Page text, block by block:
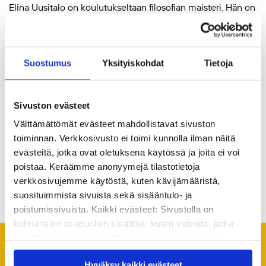
Suostumus Yksityiskohdat Tietoja
Sivuston evästeet
Välttämättömät evästeet mahdollistavat sivuston
toiminnan. Verkkosivusto ei toimi kunnolla ilman näitä
evästeitä, jotka ovat oletuksena käytössä ja joita ei voi
poistaa. Keräämme anonyymejä tilastotietoja
verkkosivujemme käytöstä, kuten kävijämääristä,
suosituimmista sivuista sekä sisääntulo- ja
poistumissivuista. Kaikki evästeet: Sivustolla on
kolmansien osapuolien sisältöjä, kuten videoita, jotka
saattaa estää näiden sisältöjen näkymisen.
Elina Uusitalo on koulutukseltaan filosofian maisteri. Hän on
aiemmin työskennellyt opintojensa ohessa mm. viestinnän
ja koulutuksen parissa. Hän on asunut perheensä kanssa
Shanghaista-blogia.
säätiönja Suomi-Seuran
myöntämällä valtionavustuksella 2019-2021.
Jaa artikkeli
Suosittelemme lukemaan